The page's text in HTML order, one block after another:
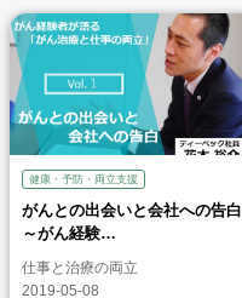
健康・予防・両立支援
がんとの出会いと会社への告白
～がん経験…
仕事と治療の両立
2019-05-08